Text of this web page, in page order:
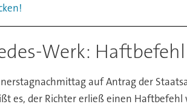
Werk:
auf Antrag der
es, der Richter erließ einen